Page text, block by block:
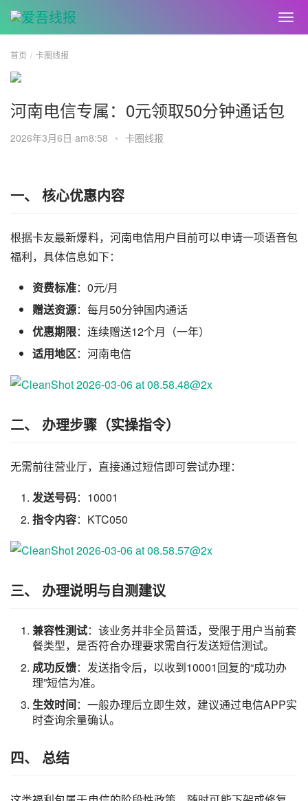
首页 卡圈线报
河南电信专属：0元领取50分钟通话包
2026年3月6日 am8:58 • 卡圈线报
一、 核心优惠内容
根据卡友最新爆料，河南电信用户目前可以申请一项语音包
福利，具体信息如下：
资费标准：0元/月
赠送资源：每月50分钟国内通话
优惠期限：连续赠送12个月（一年）
适用地区：河南电信
二、 办理步骤（实操指令）
无需前往营业厅，直接通过短信即可尝试办理：
发送号码：10001
指令内容：KTC050
三、 办理说明与自测建议
兼容性测试：该业务并非全员普适，受限于用户当前套
餐类型，是否符合办理要求需自行发送短信测试。
成功反馈：发送指令后，以收到10001回复的“成功办
理”短信为准。
生效时间：一般办理后立即生效，建议通过电信APP实
时查询余量确认。
四、 总结